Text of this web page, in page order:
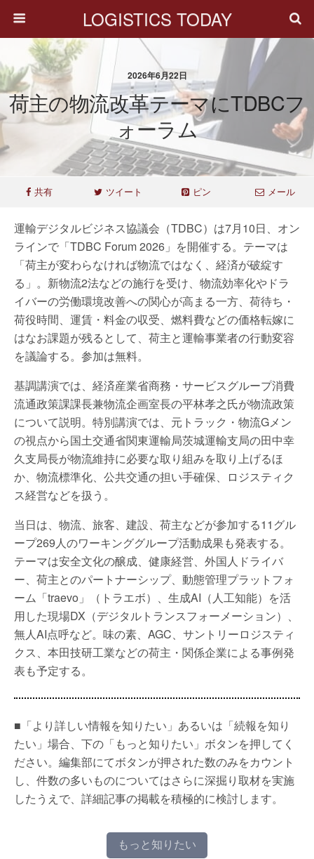
LOGISTICS TODAY
2026年6月22日
荷主の物流改革テーマにTDBCフ
ォーラム
共有 ツイート ピン メール
運輸デジタルビジネス協議会（TDBC）は7月10日、オン
ラインで「TDBC Forum 2026」を開催する。テーマは
「荷主が変わらなければ物流ではなく、経済が破綻す
る」。新物流2法などの施行を受け、物流効率化やドラ
イバーの労働環境改善への関心が高まる一方、荷待ち・
荷役時間、運賃・料金の収受、燃料費などの価格転嫁に
はなお課題が残るとして、荷主と運輸事業者の行動変容
を議論する。参加は無料。
基調講演では、経済産業省商務・サービスグループ消費
流通政策課課長兼物流企画室長の平林孝之氏が物流政策
について説明。特別講演では、元トラック・物流Gメン
の視点から国土交通省関東運輸局茨城運輸支局の田中幸
久支局長が物流維持に必要な取り組みを取り上げるほ
か、物流標準化、公共交通の担い手確保、ロジスティク
ス経営などを扱う。
当日は、物流、旅客、建設、荷主などが参加する11グル
ープ269人のワーキンググループ活動成果も発表する。
テーマは安全文化の醸成、健康経営、外国人ドライバ
ー、荷主とのパートナーシップ、動態管理プラットフォ
ーム「traevo」（トラエボ）、生成AI（人工知能）を活
用した現場DX（デジタルトランスフォーメーション）、
無人AI点呼など。味の素、AGC、サントリーロジスティ
クス、本田技研工業などの荷主・関係企業による事例発
表も予定する。
■「より詳しい情報を知りたい」あるいは「続報を知り
たい」場合、下の「もっと知りたい」ボタンを押してく
ださい。編集部にてボタンが押された数のみをカウント
し、件数の多いものについてはさらに深掘り取材を実施
したうえで、詳細記事の掲載を積極的に検討します。
もっと知りたい